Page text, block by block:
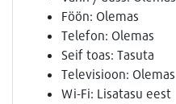
Föön: Olemas
Telefon: Olemas
Seif toas: Tasuta
Televisioon: Olemas
Wi-Fi: Lisatasu eest